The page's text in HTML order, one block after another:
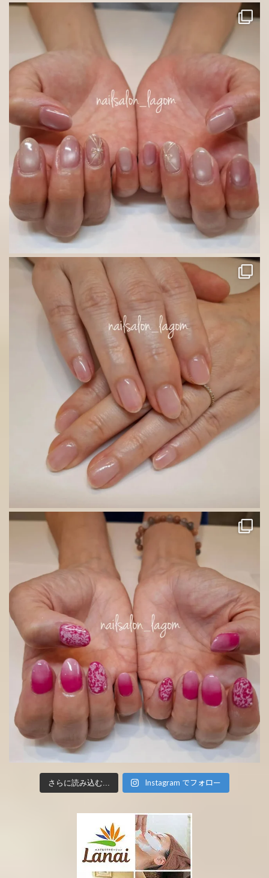
さらに読み込む... Instagram でフォロー